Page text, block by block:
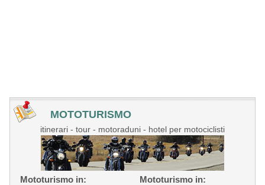
MOTOTURISMO
itinerari - tour - motoraduni - hotel per motociclisti
Mototurismo in:
Mototurismo in: